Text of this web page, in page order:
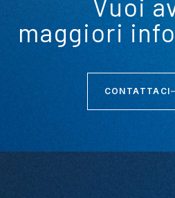
Vuoi
maggiori
CONTATTACI